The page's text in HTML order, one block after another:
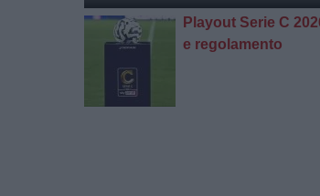
Playout Serie C
e regolamento